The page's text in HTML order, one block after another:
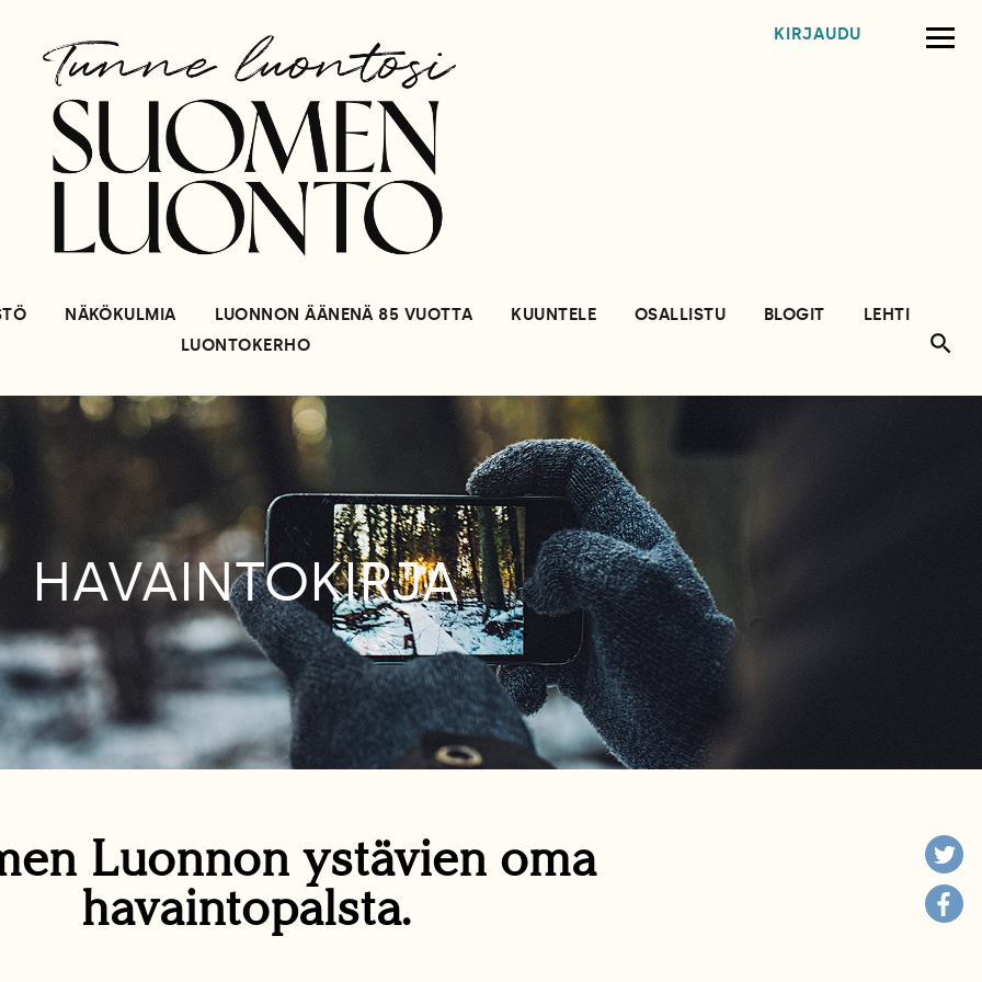
KIRJAUDU
NÄKÖKULMIA LUONNON ÄÄNENÄ 85 VUOTTA KUUNTELE OSALLISTU BLOGIT
LEHTI
LUONTOKERHO
HAVAINTOKIRJA
Luonnon ystävien oma
havaintopalsta.